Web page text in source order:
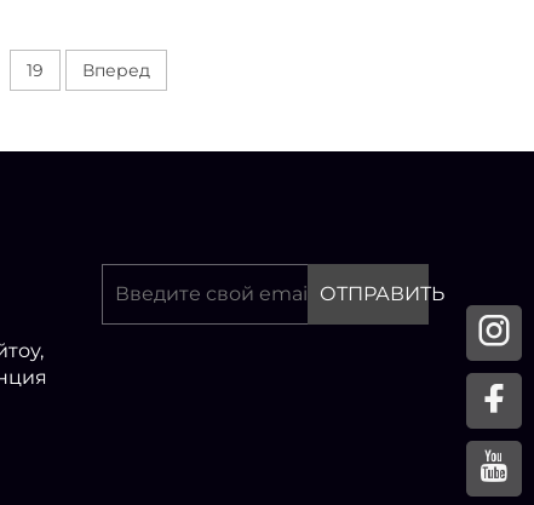
19 Вперед
ОТПРАВИТЬ